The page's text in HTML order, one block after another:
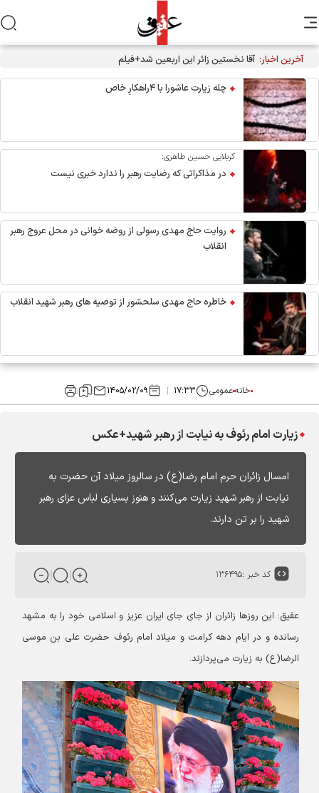
آخرین اخبار: آقا نخستین زائر این اربعین شد+فیلم
چله زیارت عاشورا با ۴راهکارِ خاص
کربلایی حسین طاهری:
در مذاکراتی که رضایت رهبر را ندارد خبری نیست
روایت حاج مهدی رسولی از روضه خوانی در محل عروج رهبر
انقلاب
خاطره حاج مهدی سلحشور از توصیه های رهبر شهید انقلاب
خانهعمومی ۱۷:۳۳ ۱۴۰۵/۰۲/۰۹
زیارت امام رئوف به نیابت از رهبر شهید+عکس
امسال زائران حرم امام رضا(ع) در سالروز میلاد آن حضرت به
نیابت از رهبر شهید زیارت می‌کنند و هنوز بسیاری لباس عزای رهبر
شهید را بر تن دارند.
کد خبر :۱۳۶۴۹۵
عقیق: این روزها زائران از جای جای ایران عزیز و اسلامی خود را به مشهد
رسانده و در ایام دهه کرامت و میلاد امام رئوف حضرت علی بن موسی
الرضا(ع) به زیارت می‌پردازند.